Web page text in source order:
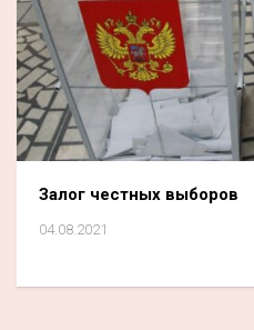
Залог честных выборов
04.08.2021